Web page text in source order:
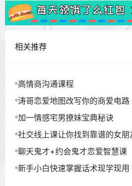
相关推荐
高情商沟通课程
涛哥恋爱地图改写你的商爱电路
加一情感宅男撩妹宝典秘诀
社交线上课让你找到靠谱的女朋
聊天鬼才+约会鬼才恋爱智慧课
新手小白快速掌握话术现学现用